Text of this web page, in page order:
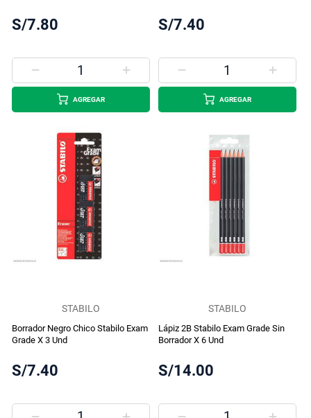
S/7.80
AGREGAR
S/7.40
AGREGAR
STABILO
Borrador Negro Chico Stabilo Exam
Grade X 3 Und
S/7.40
STABILO
Lápiz 2B Stabilo Exam Grade Sin
Borrador X 6 Und
S/14.00